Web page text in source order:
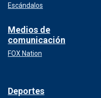
Escándalos
Medios de
comunicación
FOX Nation
Deportes